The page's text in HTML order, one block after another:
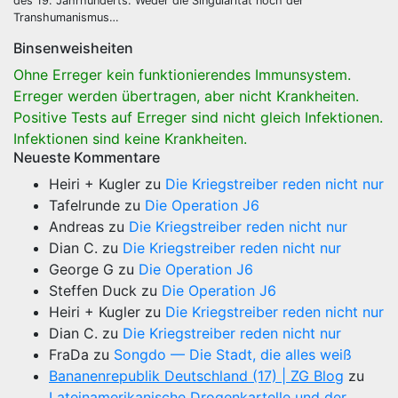
Transhumanismus…
Binsenweisheiten
Ohne Erreger kein funktionierendes Immunsystem.
Erreger werden übertragen, aber nicht Krankheiten.
Positive Tests auf Erreger sind nicht gleich Infektionen.
Infektionen sind keine Krankheiten.
Neueste Kommentare
Heiri + Kugler zu Die Kriegstreiber reden nicht nur
Tafelrunde zu Die Operation J6
Andreas zu Die Kriegstreiber reden nicht nur
Dian C. zu Die Kriegstreiber reden nicht nur
George G zu Die Operation J6
Steffen Duck zu Die Operation J6
Heiri + Kugler zu Die Kriegstreiber reden nicht nur
Dian C. zu Die Kriegstreiber reden nicht nur
FraDa zu Songdo — Die Stadt, die alles weiß
Bananenrepublik Deutschland (17) | ZG Blog zu